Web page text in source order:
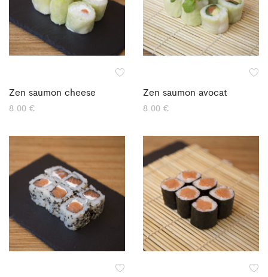
Zen saumon cheese
8.00 €
Zen saumon avocat
8.00 €